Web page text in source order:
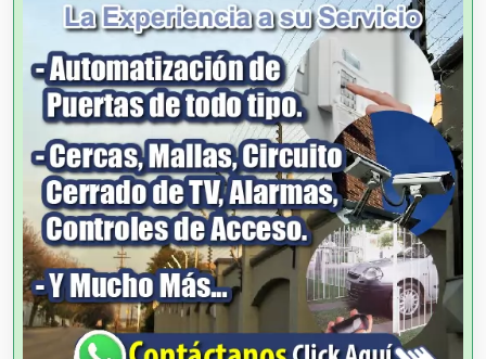
Agua Purificada
Aire Acondicionado
Alarmas
Albercas